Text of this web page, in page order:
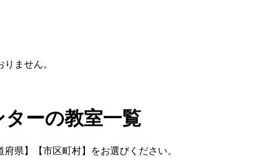
ません。
ーの教室一覧
県】【市区町村】をお選びください。